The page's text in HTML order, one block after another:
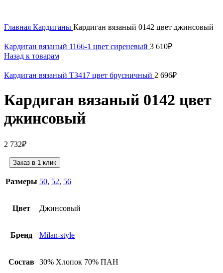
Главная Кардиганы Кардиган вязаный 0142 цвет джинсовый
Кардиган вязаный 1166-1 цвет сиреневый 3 610₽
Назад к товарам
Кардиган вязаный ТЗ417 цвет брусничный 2 696₽
Кардиган вязаный 0142 цвет
джинсовый
2 732₽
Заказ в 1 клик
Размеры 50, 52, 56
Цвет Джинсовый
Бренд Milan-style
Состав 30% Хлопок 70% ПАН